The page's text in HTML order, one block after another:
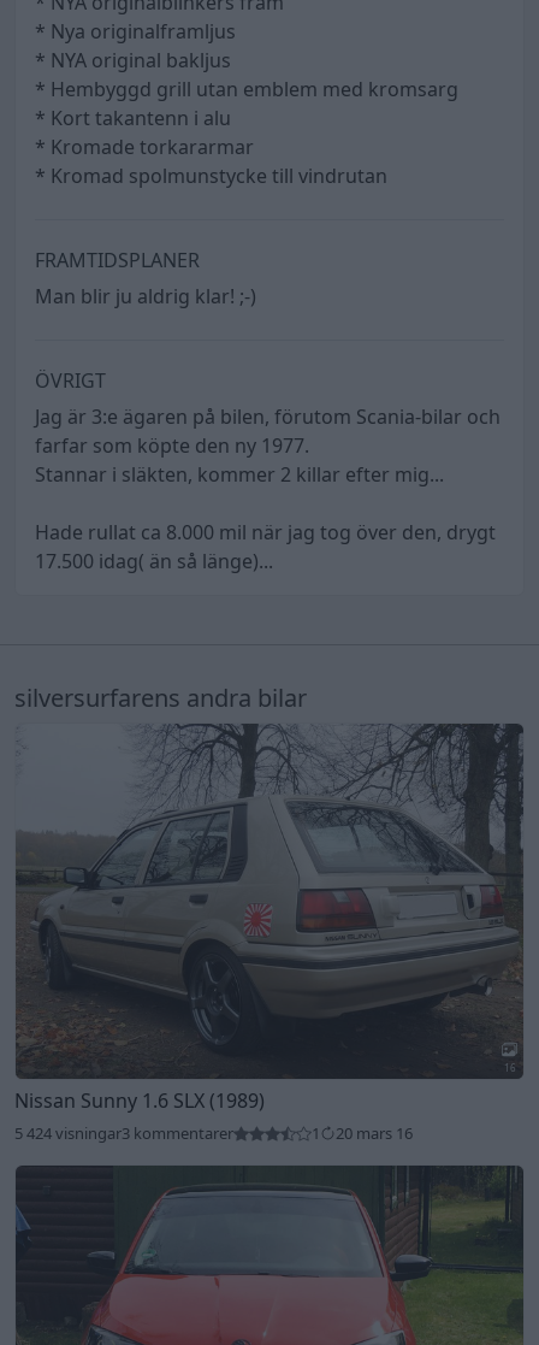
* Nya originalframljus
* NYA original bakljus
* Hembyggd grill utan emblem med kromsarg
* Kort takantenn i alu
* Kromade torkararmar
* Kromad spolmunstycke till vindrutan
FRAMTIDSPLANER
Man blir ju aldrig klar! ;-)
ÖVRIGT
Jag är 3:e ägaren på bilen, förutom Scania-bilar och
farfar som köpte den ny 1977.
Stannar i släkten, kommer 2 killar efter mig...
Hade rullat ca 8.000 mil när jag tog över den, drygt
17.500 idag( än så länge)...
silversurfarens andra bilar
16
Nissan Sunny 1.6 SLX (1989)
5 424 visningar3 kommentarer 1 20 mars 16